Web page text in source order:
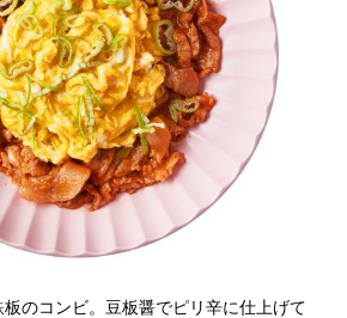
板のコンビ。豆板醤でピリ辛に仕上げて